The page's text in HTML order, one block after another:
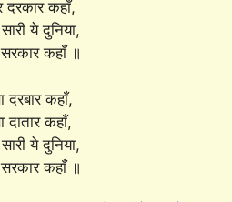
दरकार कहाँ,
ये दुनिया,
कहाँ ॥
दरबार कहाँ,
दातार कहाँ,
ये दुनिया,
कहाँ ॥